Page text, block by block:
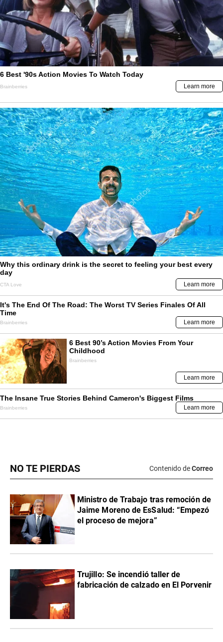
NO TE PIERDAS Contenido deCorreo
Ministro de Trabajo tras remoción de
Jaime Moreno de EsSalud: “Empezó
el proceso de mejora”
Trujillo: Se incendió taller de
fabricación de calzado en El Porvenir